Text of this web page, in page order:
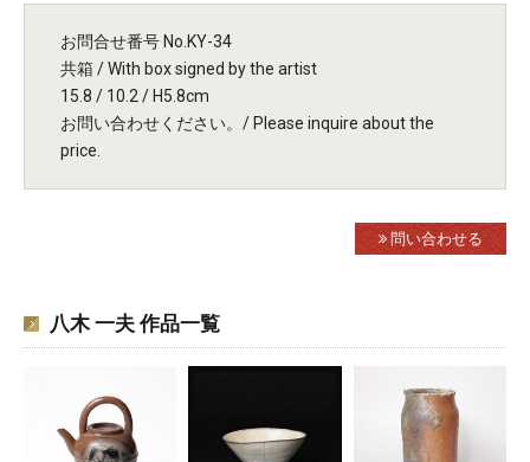
お問合せ番号 No.KY-34
共箱 / With box signed by the artist
15.8 / 10.2 / H5.8cm
お問い合わせください。/ Please inquire about the
price.
問い合わせる
八木 一夫 作品一覧